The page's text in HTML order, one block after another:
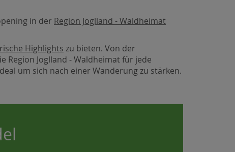
in der Region Joglland - Waldheimat
Highlights zu bieten. Von der
Region Joglland - Waldheimat für jede
um sich nach einer Wanderung zu stärken.